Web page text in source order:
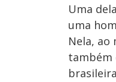
Uma
uma
Nela, ao
também